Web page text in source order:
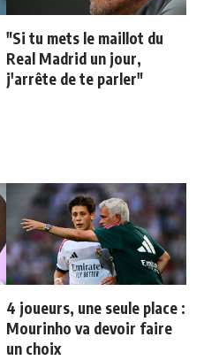
"Si tu mets le maillot du
Real Madrid un jour,
j'arrête de te parler"
4 joueurs, une seule place :
Mourinho va devoir faire
un choix